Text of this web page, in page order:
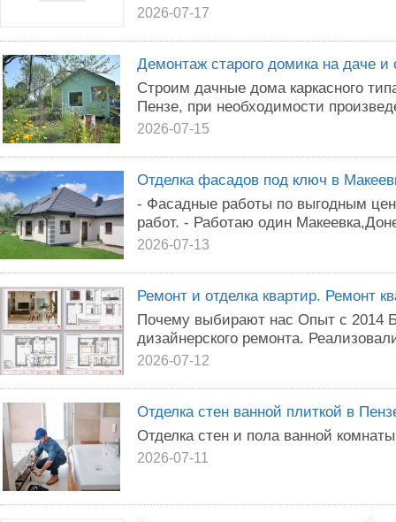
2026-07-17
Демонтаж старого домика на даче и
Строим дачные дома каркасного
Пензе, при необходимости
2026-07-15
Отделка фасадов под ключ в
- Фасадные работы по выгодным
работ. - Работаю один
2026-07-13
Ремонт и отделка квартир. Ремонт
Почему выбирают нас Опыт с 2014
дизайнерского ремонта.
2026-07-12
Отделка стен ванной плиткой в
Отделка стен и пола ванной
2026-07-11